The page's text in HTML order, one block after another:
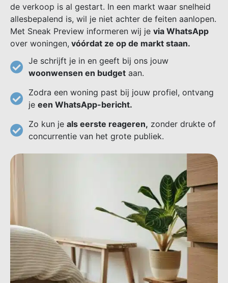
de verkoop is al gestart. In een markt waar snelheid
allesbepalend is, wil je niet achter de feiten aanlopen.
Met Sneak Preview informeren wij je via WhatsApp
over woningen, vóórdat ze op de markt staan.
Je schrijft je in en geeft bij ons jouw
woonwensen en budget aan.
Zodra een woning past bij jouw profiel, ontvang
je een WhatsApp-bericht.
Zo kun je als eerste reageren, zonder drukte of
concurrentie van het grote publiek.